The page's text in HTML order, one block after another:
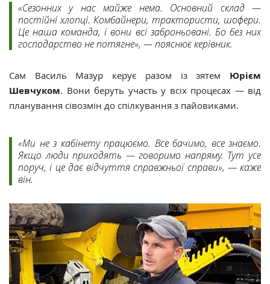
«Сезонних у нас майже нема. Основний склад —
постійні хлопці. Комбайнери, трактористи, шофери.
Це наша команда, і вони всі заброньовані. Бо без них
господарство не потягне», — пояснює керівник.
Сам Василь Мазур керує разом із зятем Юрієм
Шевчуком. Вони беруть участь у всіх процесах — від
планування сівозмін до спілкування з пайовиками.
«Ми не з кабінету працюємо. Все бачимо, все знаємо.
Якщо люди приходять — говоримо напряму. Тут усе
поруч, і це дає відчуття справжньої справи», — каже
він.